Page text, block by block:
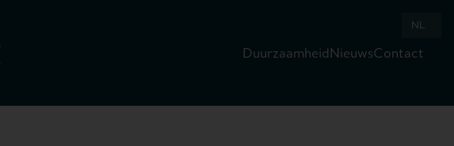
NL
DuurzaamheidNieuwsContact